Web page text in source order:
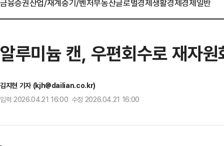
금융증권산업/재계중기/벤처부동산글로벌경제생활경제경제일반
알루미늄 캔, 우편회수로 재자
김지현 기자 (kjh@dailian.co.kr)
입력 2026.04.21 16:00 수정 2026.04.21 16:00